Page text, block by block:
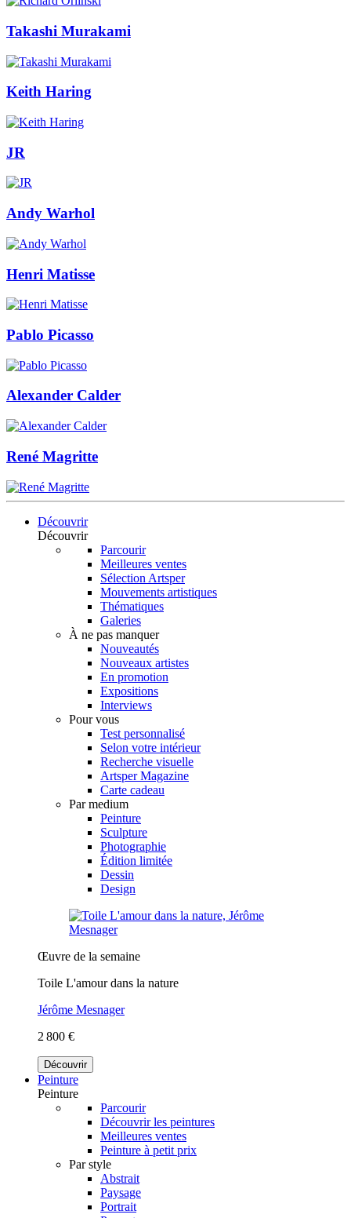
Takashi Murakami
Keith Haring
JR
Andy Warhol
Henri Matisse
Pablo Picasso
Alexander Calder
René Magritte
Découvrir
Découvrir
Parcourir
Meilleures ventes
Sélection Artsper
Mouvements artistiques
Thématiques
Galeries
À ne pas manquer
Nouveautés
Nouveaux artistes
En promotion
Expositions
Interviews
Pour vous
Test personnalisé
Selon votre intérieur
Recherche visuelle
Artsper Magazine
Carte cadeau
Par medium
Peinture
Sculpture
Photographie
Édition limitée
Dessin
Design
Œuvre de la semaine
Toile L'amour dans la nature
Jérôme Mesnager
2 800 €
Découvrir
Peinture
Peinture
Parcourir
Découvrir les peintures
Meilleures ventes
Peinture à petit prix
Par style
Abstrait
Paysage
Portrait